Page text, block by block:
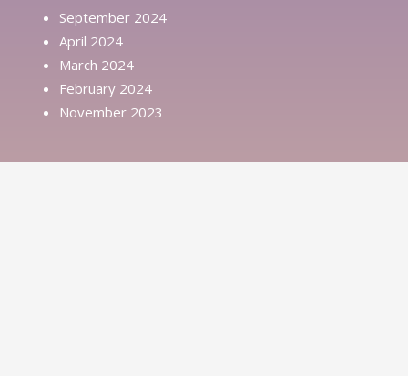
September 2024
April 2024
March 2024
February 2024
November 2023